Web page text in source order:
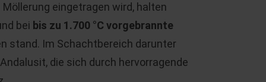
eingetragen wird, halten
bei bis zu 1.700 °C vorgebrannte
stand. Im Schachtbereich darunter
die sich durch hervorragende